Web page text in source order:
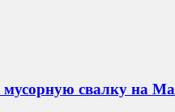
свалку на